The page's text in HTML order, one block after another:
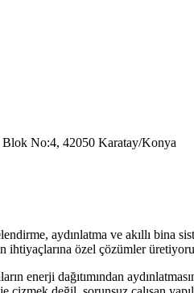
No:4, 42050 Karatay/Konya
aydınlatma ve akıllı bina
ihtiyaçlarına özel çözümler
enerji dağıtımından